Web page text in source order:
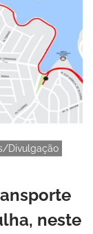
Divulgação
neste